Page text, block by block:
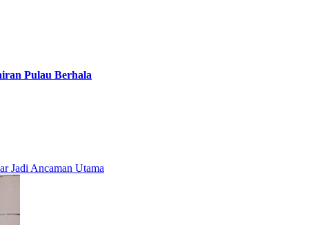
Pulau Berhala
Jadi Ancaman Utama